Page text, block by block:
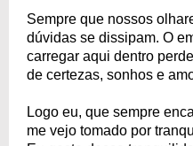
Sempre que nossos
dúvidas se dissipam. O
carregar aqui dentro
de certezas, sonhos e
Logo eu, que sempre
me vejo tomado por